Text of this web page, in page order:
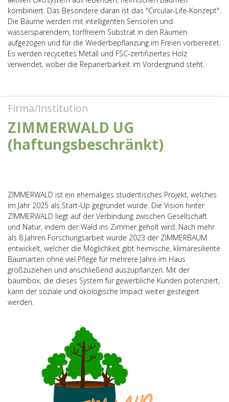
kombiniert. Das Besondere daran ist das "Circular-Life-Konzept":
Die Bäume werden mit intelligenten Sensoren und
wassersparendem, torffreiem Substrat in den Räumen
aufgezogen und für die Wiederbepflanzung im Freien vorbereitet.
Es werden recyceltes Metall und FSC-zertifiziertes Holz
verwendet, wobei die Reparierbarkeit im Vordergrund steht.
Firma/Institution
ZIMMERWALD UG
(haftungsbeschränkt)
ZIMMERWALD ist ein ehemaliges studentisches Projekt, welches
im Jahr 2025 als Start-Up gegründet wurde. Die Vision hinter
ZIMMERWALD liegt auf der Verbindung zwischen Gesellschaft
und Natur, indem der Wald ins Zimmer geholt wird. Nach mehr
als 8 Jahren Forschungsarbeit wurde 2023 der ZIMMERBAUM
entwickelt, welcher die Möglichkeit gibt heimische, klimaresiliente
Baumarten ohne viel Pflege für mehrere Jahre im Haus
großzuziehen und anschließend auszupflanzen. Mit der
baumbox, die dieses System für gewerbliche Kunden potenziert,
kann der soziale und ökologische Impact weiter gesteigert
werden.